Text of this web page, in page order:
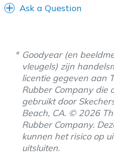
Ask a Question
Goodyear (en
vleugels) zijn
licentie gegeven aan
Rubber Company die
gebruikt door
Beach, CA. © 2026
Rubber Company.
kunnen het risico op
uitsluiten.